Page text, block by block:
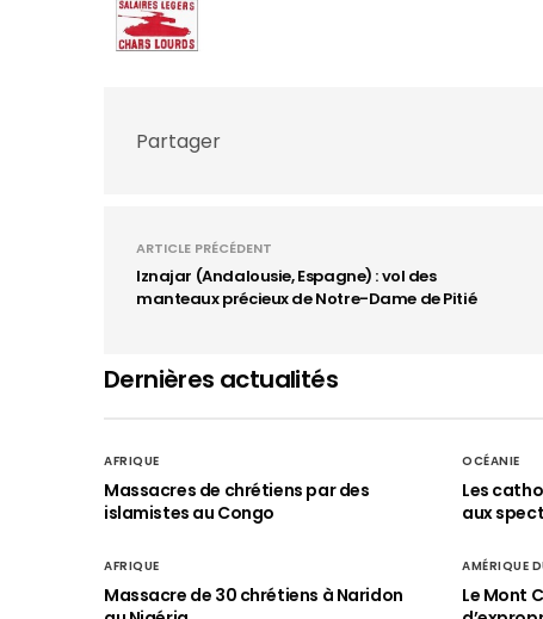
Partager
ARTICLE PRÉCÉDENT
Iznajar (Andalousie, Espagne) : vol des
manteaux précieux de Notre-Dame de Pitié
Dernières actualités
AFRIQUE
Massacres de chrétiens par des
islamistes au Congo
OCÉANIE
Les
aux
AFRIQUE
Massacre de 30 chrétiens à Naridon
AMÉRIQUE
Le Mont